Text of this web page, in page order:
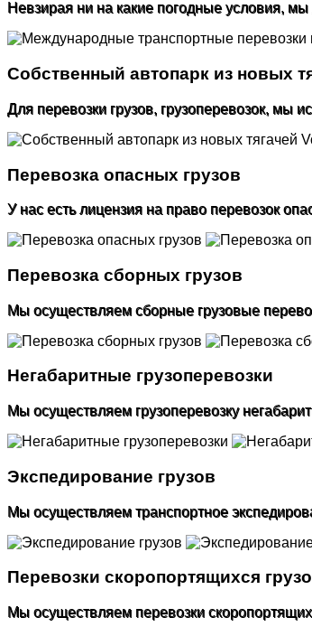
Невзирая ни на какие погодные условия,
Собственный автопарк из новых
Для перевозки грузов, грузоперевозок, мы
Перевозка опасных грузов
У нас есть лицензия на право перевозок
Перевозка сборных грузов
Мы осуществляем сборные грузовые
Негабаритные грузоперевозки
Мы осуществляем грузоперевозку
Экспедирование грузов
Мы осуществляем транспортное
Перевозки скоропортящихся
Мы осуществляем перевозки